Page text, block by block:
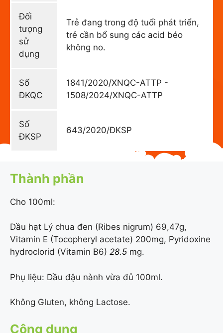
Đối
tượng
sử
dụng
Trẻ đang trong độ tuổi phát triển,
trẻ cần bổ sung các acid béo
không no.
Số
ĐKQC
1841/2020/XNQC-ATTP -
1508/2024/XNQC-ATTP
Số
ĐKSP
643/2020/ĐKSP
Thành phần
Cho 100ml:
Dầu hạt Lý chua đen (Ribes nigrum) 69,47g,
Vitamin E (Tocopheryl acetate) 200mg, Pyridoxine
hydroclorid (Vitamin B6) 28.5 mg.
Phụ liệu: Dầu đậu nành vừa đủ 100ml.
Không Gluten, không Lactose.
Công dụng